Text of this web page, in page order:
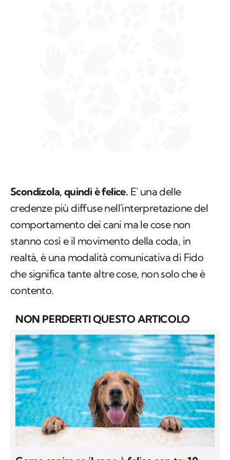
Scondizola, quindi è felice. E' una delle
credenze più diffuse nell'interpretazione del
comportamento dei cani ma le cose non
stanno così e il movimento della coda, in
realtà, è una modalità comunicativa di Fido
che significa tante altre cose, non solo che è
contento.
NON PERDERTI QUESTO ARTICOLO